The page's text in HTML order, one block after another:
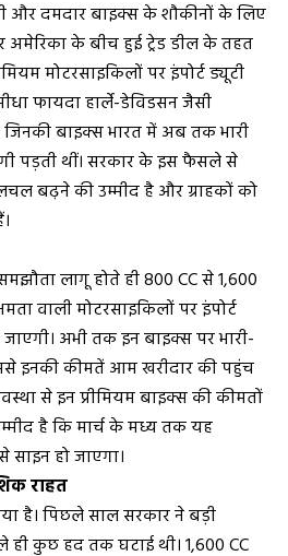
और दमदार बाइक्स के शौकीनों के लिए
के बीच हुई ट्रेड डील के तहत
मोटरसाइकिलों पर इंपोर्ट ड्यूटी
फायदा हार्ले-डेविडसन जैसी
जिनकी बाइक्स भारत में अब तक भारी
पड़ती थीं। सरकार के इस फैसले से
बढ़ने की उम्मीद है और ग्राहकों को
लागू होते ही 800 CC से 1,600
वाली मोटरसाइकिलों पर इंपोर्ट
अभी तक इन बाइक्स पर भारी-
इनकी कीमतें आम खरीदार की पहुंच
से इन प्रीमियम बाइक्स की कीमतों
है कि मार्च के मध्य तक यह
हो जाएगा।
राहत
है। पिछले साल सरकार ने बड़ी
ही कुछ हद तक घटाई थी। 1,600 CC